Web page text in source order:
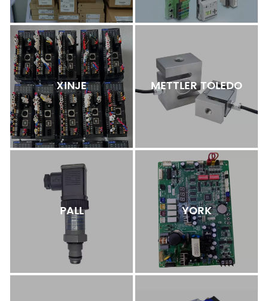
XINJE METTLER TOLEDO
PALL YORK